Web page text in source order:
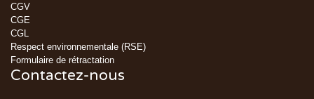
CGV
CGE
CGL
Respect environnementale (RSE)
Formulaire de rétractation
Contactez-nous